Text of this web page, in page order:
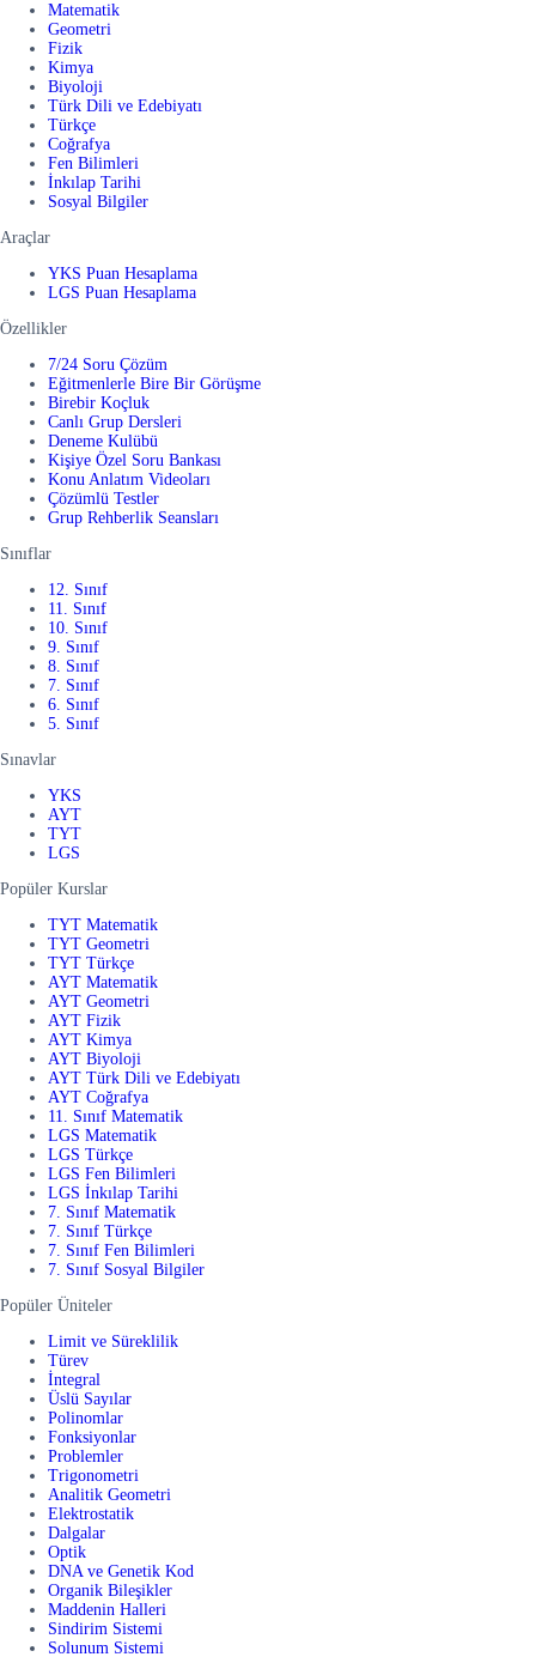
Matematik
Geometri
Fizik
Kimya
Biyoloji
Türk Dili ve Edebiyatı
Türkçe
Coğrafya
Fen Bilimleri
İnkılap Tarihi
Sosyal Bilgiler
Araçlar
YKS Puan Hesaplama
LGS Puan Hesaplama
Özellikler
7/24 Soru Çözüm
Eğitmenlerle Bire Bir Görüşme
Birebir Koçluk
Canlı Grup Dersleri
Deneme Kulübü
Kişiye Özel Soru Bankası
Konu Anlatım Videoları
Çözümlü Testler
Grup Rehberlik Seansları
Sınıflar
12. Sınıf
11. Sınıf
10. Sınıf
9. Sınıf
8. Sınıf
7. Sınıf
6. Sınıf
5. Sınıf
Sınavlar
YKS
AYT
TYT
LGS
Popüler Kurslar
TYT Matematik
TYT Geometri
TYT Türkçe
AYT Matematik
AYT Geometri
AYT Fizik
AYT Kimya
AYT Biyoloji
AYT Türk Dili ve Edebiyatı
AYT Coğrafya
11. Sınıf Matematik
LGS Matematik
LGS Türkçe
LGS Fen Bilimleri
LGS İnkılap Tarihi
7. Sınıf Matematik
7. Sınıf Türkçe
7. Sınıf Fen Bilimleri
7. Sınıf Sosyal Bilgiler
Popüler Üniteler
Limit ve Süreklilik
Türev
İntegral
Üslü Sayılar
Polinomlar
Fonksiyonlar
Problemler
Trigonometri
Analitik Geometri
Elektrostatik
Dalgalar
Optik
DNA ve Genetik Kod
Organik Bileşikler
Maddenin Halleri
Sindirim Sistemi
Solunum Sistemi